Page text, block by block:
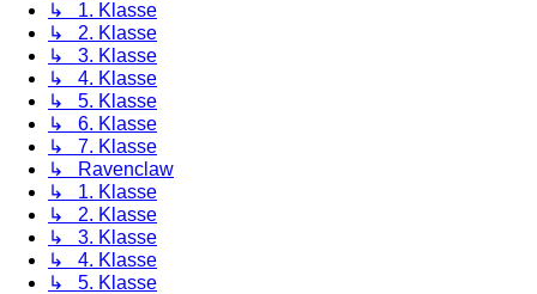
↳ 1. Klasse
↳ 2. Klasse
↳ 3. Klasse
↳ 4. Klasse
↳ 5. Klasse
↳ 6. Klasse
↳ 7. Klasse
↳ Ravenclaw
↳ 1. Klasse
↳ 2. Klasse
↳ 3. Klasse
↳ 4. Klasse
↳ 5. Klasse